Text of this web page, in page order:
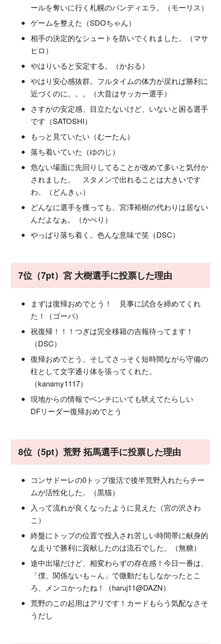
ールを奪いに行く札幌のバンディエラ。（モーリス）
ゲームを整えた（SDOちゃん）
相手の決定的なシュートを防いでくれました。（マサ
ヒロ）
やはりいると安定する。（かおる）
やはり安心感抜群。フルタイムの体力が戻れば勝利に
近づくのに。。。（大昔はサッカー選手）
さすがの安定感、目立たないけど、いないと困る選手
です（SATOSHI）
もっと見ていたい（むーたん）
落ち着いていた（ゆのじ）
危ない場面に先回りしてることが改めて多いと気付か
されました。 スタメンで出れることは大きいです
わ。（どんきぃ）
どんなに選手を獲っても、宮澤裕樹の代わりは居ない
んだよなぁ。（かぺり）
やっぱり落ち着く。色んな意味で笑（DSC）
7位（7pt）宮 大樹選手に投票した理由
まずは復帰おめでとう！ 見事に試合を締めてくれ
た！（ゴーパ）
祝復帰！！！つぎは完全移籍の吉報待ってます！
（DSC）
復帰おめでとう、そしてさっそく短時間ながら守備の
柱として文字通り体を張ってくれた。
（kanamy1117）
現地からの情報でベンチにいても吠えてたらしい
DFリーダー復帰おめでとう
8位（5pt）荒野 拓馬選手に投票した理由
コンサドーレの0トップ復活で後半荒野入れたらチー
ムが活性化した。（黒猫）
入って流れが良くなったように見えた（宮の沢さわ
こ）
終盤にトップの位置で投入され苦しい時間帯に献身的
な走りで勝利に貢献したのは流石でした。（無糖）
途中出場だけど、相変わらずの存在感！今日一番は、
「僕、関係ないも～ん」で微動だもしなかったとこ
ろ、メンコかったね！（haruj11@DAZN）
荒野のこの起用はアリです！カードもらう気配なさそ
うだし